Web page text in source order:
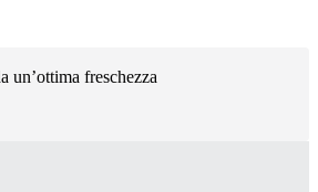
freschezza